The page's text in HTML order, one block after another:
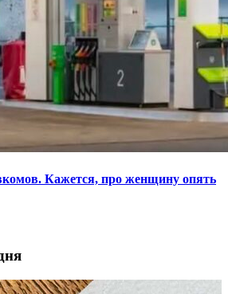
Кажется, про женщину опять